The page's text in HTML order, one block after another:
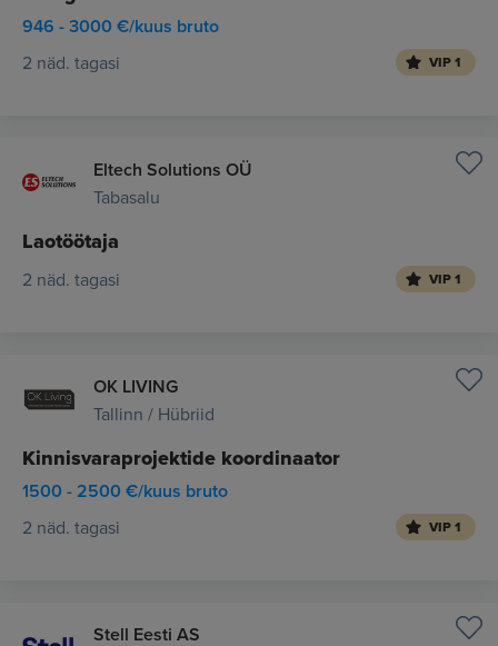
946 - 3000 €/kuus bruto
2 näd. tagasi VIP 1
Eltech Solutions OÜ
Tabasalu
Laotöötaja
2 näd. tagasi VIP 1
OK LIVING
Tallinn / Hübriid
Kinnisvaraprojektide koordinaator
1500 - 2500 €/kuus bruto
2 näd. tagasi VIP 1
Stell Eesti AS